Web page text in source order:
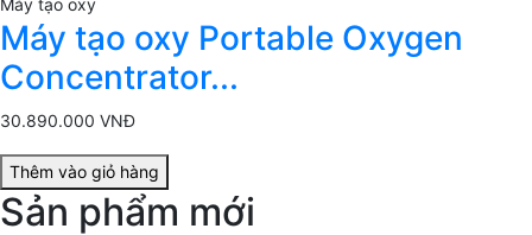
Máy tạo oxy
Máy tạo oxy Portable Oxygen
Concentrator...
30.890.000 VNĐ
Thêm vào giỏ hàng
Sản phẩm mới